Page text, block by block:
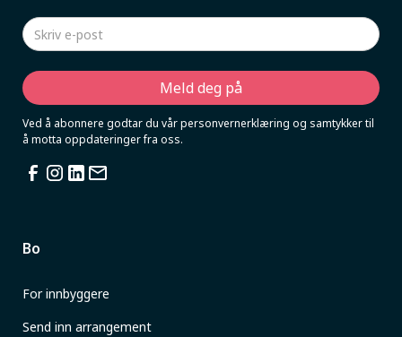
Ved å abonnere godtar du vår personvernerklæring og samtykker til
å motta oppdateringer fra oss.
Bo
For innbyggere
Send inn arrangement